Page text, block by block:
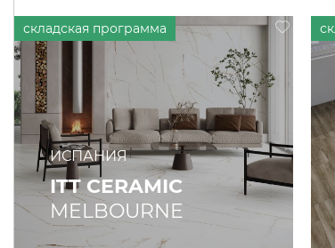
ИСПАНИЯ
ITT CERAMIC
MELBOURNE